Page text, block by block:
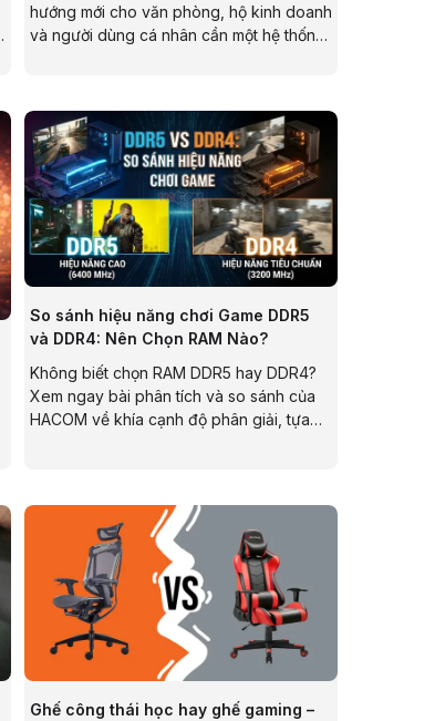
hướng mới cho văn phòng, hộ kinh doanh
và người dùng cá nhân cần một hệ thống
So sánh hiệu năng chơi Game DDR5
và DDR4: Nên Chọn RAM Nào?
Không biết chọn RAM DDR5 hay DDR4?
Xem ngay bài phân tích và so sánh của
HACOM về khía cạnh độ phân giải, tựa
Ghế công thái học hay ghế gaming –